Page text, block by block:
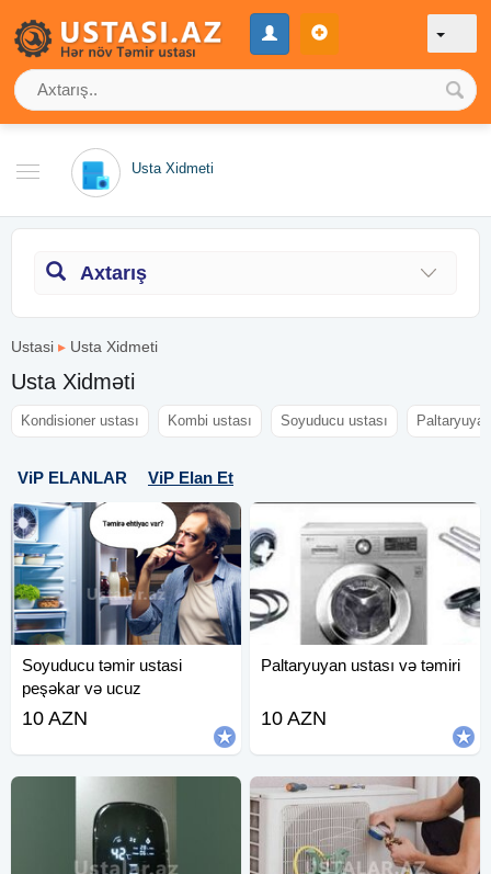
Usta Xidmeti
Axtarış
Ustasi ▸ Usta Xidmeti
Usta Xidməti
Kondisioner ustası Kombi ustası Soyuducu ustası
ViP ELANLAR ViP Elan Et
Soyuducu təmir ustasi
peşəkar və ucuz
10 AZN
Paltaryuyan ustası və təmiri
10 AZN